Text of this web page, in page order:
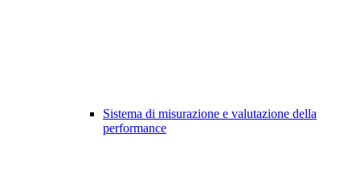
Sistema di misurazione e valutazione della
performance